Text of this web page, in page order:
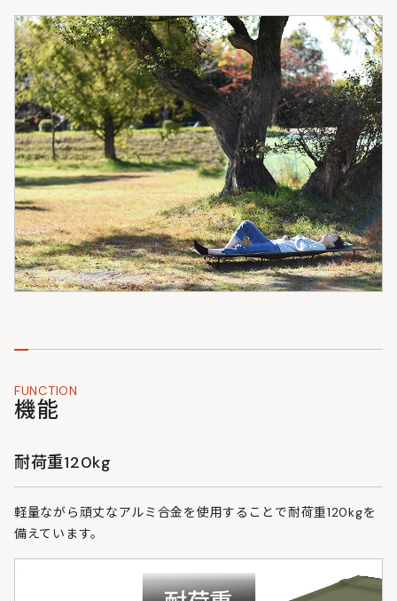
FUNCTION
機能
耐荷重120kg
軽量ながら頑丈なアルミ合金を使用することで耐荷重120kgを
備えています。